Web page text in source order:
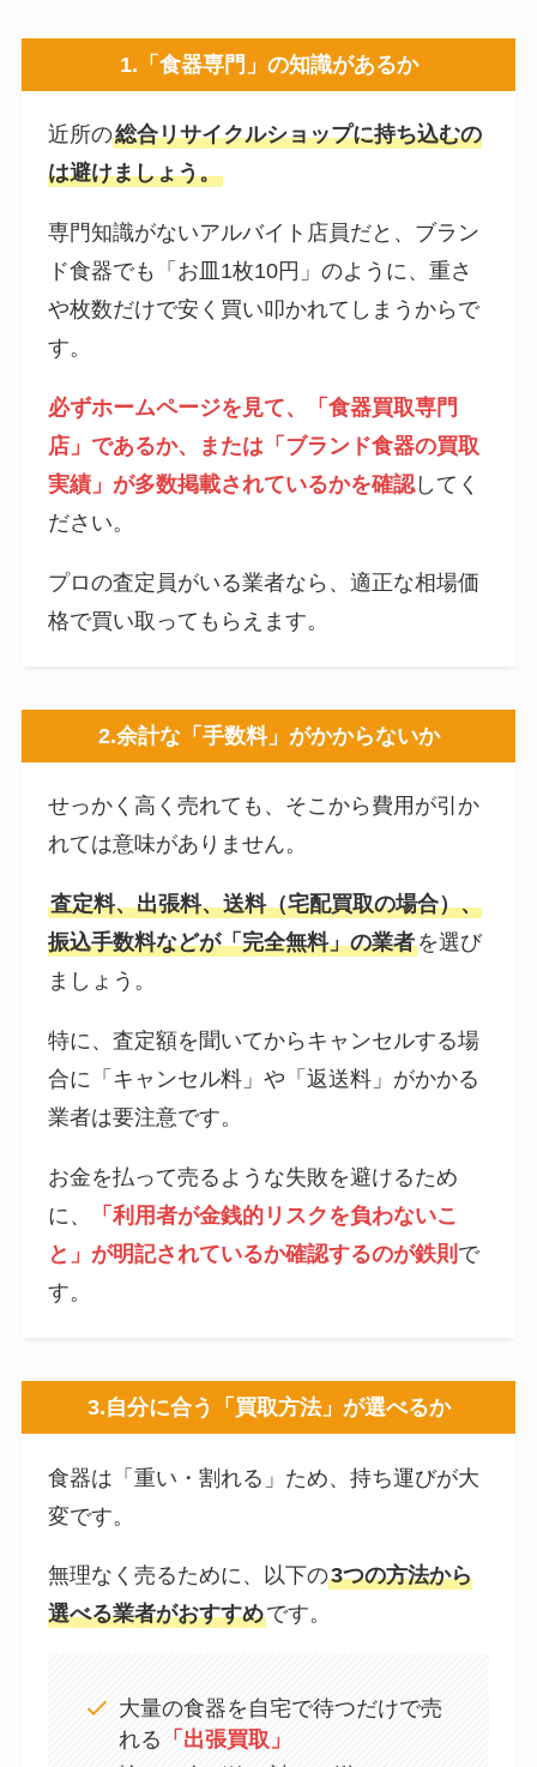
1.「食器専門」の知識があるか
近所の総合リサイクルショップに持ち込むの
は避けましょう。
専門知識がないアルバイト店員だと、ブラン
ド食器でも「お皿1枚10円」のように、重さ
や枚数だけで安く買い叩かれてしまうからで
す。
必ずホームページを見て、「食器買取専門
店」であるか、または「ブランド食器の買取
実績」が多数掲載されているかを確認 してく
ださい。
プロの査定員がいる業者なら、適正な相場価
格で買い取ってもらえます。
2.余計な「手数料」がかからないか
せっかく高く売れても、そこから費用が引か
れては意味がありません。
査定料、出張料、送料（宅配買取の場合）、
振込手数料などが「完全無料」の業者を選び
ましょう。
特に、査定額を聞いてからキャンセルする場
合に「キャンセル料」や「返送料」がかかる
業者は要注意です。
お金を払って売るような失敗を避けるため
に、
「利用者が金銭的リスクを負わないこ
と」が明記されているか確認するのが鉄則 で
す。
3.自分に合う「買取方法」が選べるか
食器は「重い・割れる」ため、持ち運びが大
変です。
無理なく売るために、以下の3つの方法から
選べる業者がおすすめです。
大量の食器を自宅で待つだけで売
れる 「出張買取」